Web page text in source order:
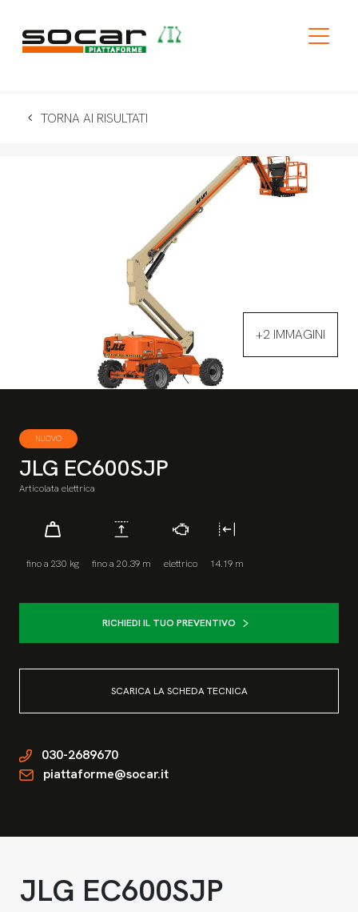
TORNA AI RISULTATI
+2 IMMAGINI
NUOVO
JLG EC600SJP
Articolata elettrica
fino a 230 kg fino a 20.39 m elettrico 14.19 m
RICHIEDI IL TUO PREVENTIVO
SCARICA LA SCHEDA TECNICA
030-2689670
piattaforme@socar.it
JLG EC600SJP